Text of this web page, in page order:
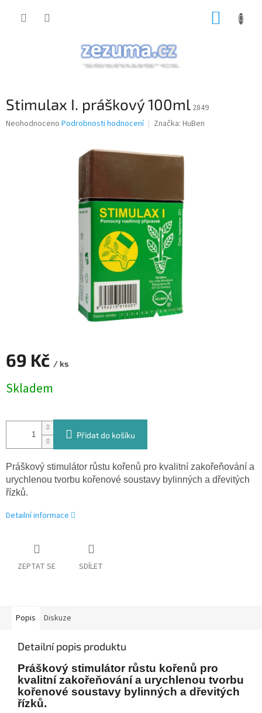
Stimulax I. práškový 100ml 2849
Průměrné
Neohodnoceno Podrobnosti hodnocení Značka: HuBen
69 Kč / ks
cena:
Skladem
Přidat do košíku
Práškový stimulátor růstu kořenů pro kvalitní zakořeňování a
urychlenou tvorbu kořenové soustavy bylinných a dřevitých
řízků.
Detailní informace
ZEPTAT SE SDÍLET
Popis Diskuze
Detailní popis produktu
Práškový stimulátor růstu kořenů pro
kvalitní zakořeňování a urychlenou tvorbu
kořenové soustavy bylinných a dřevitých
řízků.